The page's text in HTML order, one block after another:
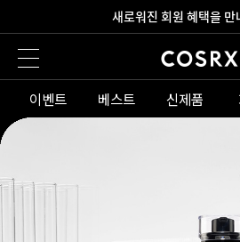
새로워진 회원 혜택을
2만원 이상 무료 배
이벤트 베스트 신제품